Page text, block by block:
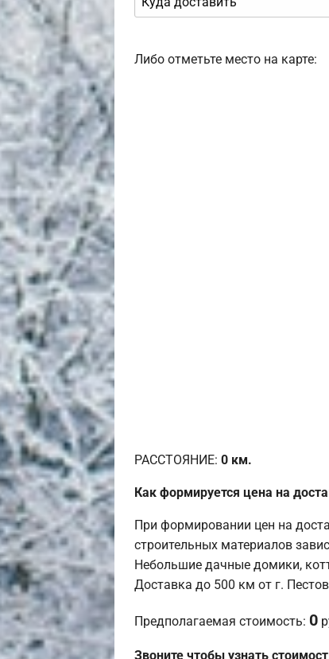
Либо отметьте место на карте:
РАССТОЯНИЕ: 0 км.
Как формируется цена на
При формировании цен на
строительных материалов
Небольшие дачные домики,
Доставка до 500 км от г.
Предполагаемая стоимость: 0
Звоните чтобы узнать